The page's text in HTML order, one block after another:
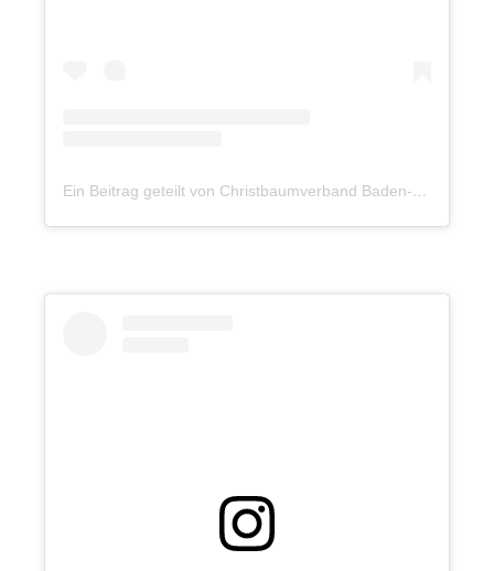
Ein Beitrag geteilt von Christbaumverband Baden-Württemberg e. V. (@christbaum.bw)